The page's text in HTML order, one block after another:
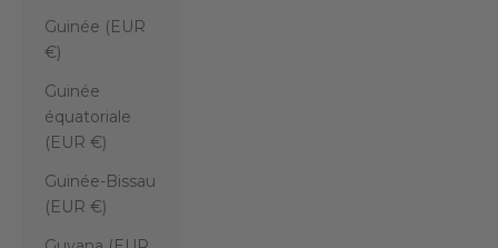
Guinée (EUR
€)
Guinée
équatoriale
(EUR €)
Guinée-Bissau
(EUR €)